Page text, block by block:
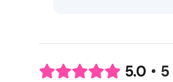
5.0 5